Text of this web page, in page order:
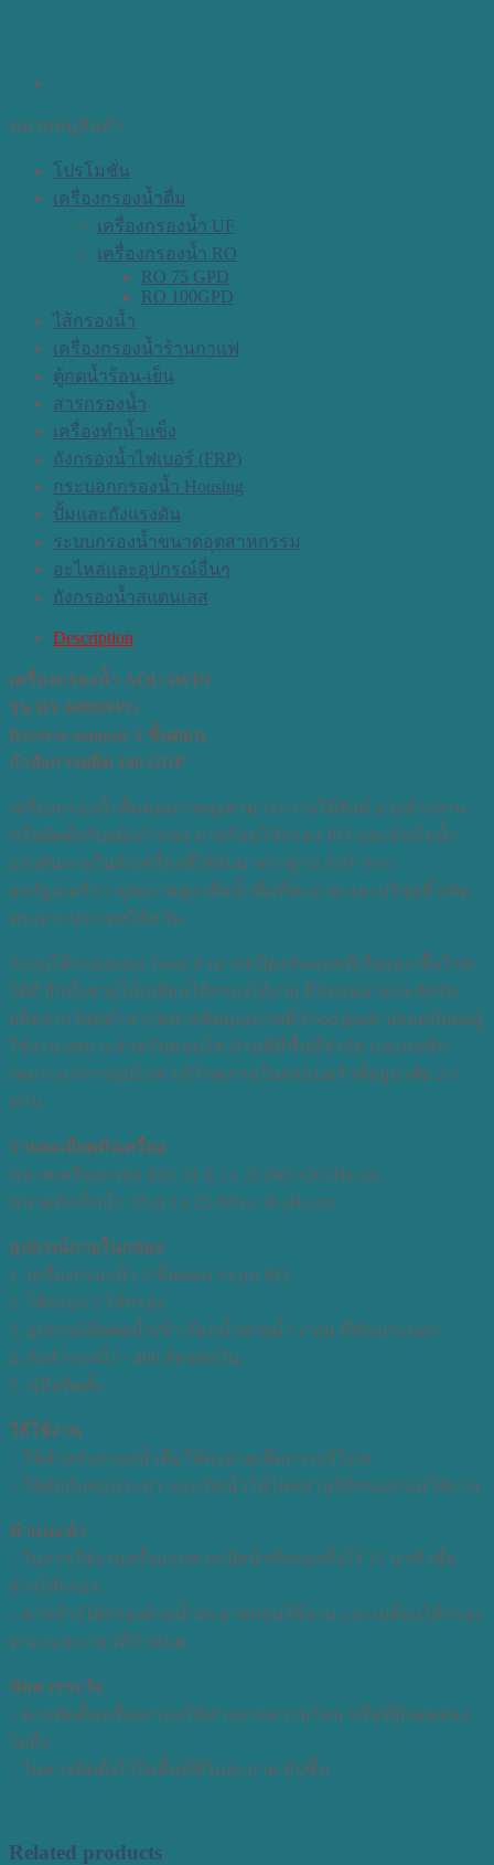
หมวดหมู่สินค้า
โปรโมชั่น
เครื่องกรองน้ำดื่ม
เครื่องกรองน้ำ UF
เครื่องกรองน้ำ RO
RO 75 GPD
RO 100GPD
ไส้กรองน้ำ
เครื่องกรองน้ำร้านกาแฟ
ตู้กดน้ำร้อน-เย็น
สารกรองน้ำ
เครื่องทำน้ำแข็ง
ถังกรองน้ำไฟเบอร์ (FRP)
กระบอกกรองน้ำ Housing
ปั้มและถังแรงดัน
ระบบกรองน้ำขนาดอุตสาหกรรม
อะไหล่และอุปกรณ์อื่นๆ
ถังกรองน้ำสแตนเลส
Description
เครื่องกรองน้ำ AQUAWIN
รุ่น HY-6099NPG
Reverse osmosis 5 ขั้นตอน
กำลังการผลิต 100 GDP
เครื่องกรองน้ำดื่มคุณภาพสูงสามารถวางใต้ซิงค์ อ่างล้างจาน
หรือติดตั้งกับผนังกำแพง มาพร้อมไส้กรอง RO และถังเก็บน้ำ
แรงดันภายในตัวเครื่องที่ได้รับมาตราฐาน NSF จาก
สหรัฐอเมริกา คุณภาพสูง เพื่อน้ำดื่มที่สะอาด และบริสุทธิ์ ผลิต
ตรงจากประเทศไต้หวัน
ระบบไส้กรองแบบ Twist สามารถป้องกันแบคทีเรียและเชื้อโรค
ได้ดี อีกทั้งช่วยให้เปลี่ยนไส้กรองได้ง่าย ดีไซน์ขนาดกะทัดรัด
ผลิตจากวัสดุทำจากพลาสติดคุณภาพดี Food grade ปลอดภัยต่อผู้
ใช้งาน เหมาะสำหรับคอนโด บ้านที่มีพื้นที่จำกัด และหอพัก
เหมาะแก่การอุปโภค บริโภคภายในครอบครัวที่อยู่อาศัย 2-5
ท่าน
รายละเอียดตัวเครื่อง
ขนาดเครื่องกรอง RO: 34 (L) x 25 (W) x50 (H) cm.
ขนาดถังเก็บน้ำ: 25 (L) x 25 (W) x 36 (H) cm.
อุปกรณ์ภายในกล่อง
1. เครื่องกรองน้ำ 5 ขั้นตอน ระบบ RO
2. ไส้กรอง 5 ไส้กรอง
3. อุปกรณ์ข้อต่อน้ำเข้า ก๊อกน้ำสายน้ำ 2 หุน ที่ขันประบอก
4. ถังสำรองน้ำ ~400 ลิตรต่อวัน
5. คุ่มือติดตั้ง
วิธีใช้งาน
– ใช้สำหรับกรองน้ำดื่มให้สะอาดเพื่อการบริโภค
– ใช้ต่อกับท่อประปา และเปิดน้ำให้ไหลผ่านไส้กรองก่อนใช้งาน
คำแนะนำ
– ในการใช้งานครั้งแรกควรเปิดน้ำที่กรองทิ้งไว้ 15 นาที เพื่อ
ล้างไส้กรอง
– ควรล้างไส้กรองด้วยน้ำสะอาดก่อนใช้งาน และเปลี่ยนไส้กรอง
ตามระยะเวลาที่กำหนด
ข้อควรระวัง
– ควรติดตั้งเครื่องกรองให้ห่างจากความร้อน หรือที่มีแดดส่อง
ไม่ถึง
– ไม่ควรติดตั้งไว้ในพื้นที่ที่ไม่สะอาด อัปชื้น
Related products